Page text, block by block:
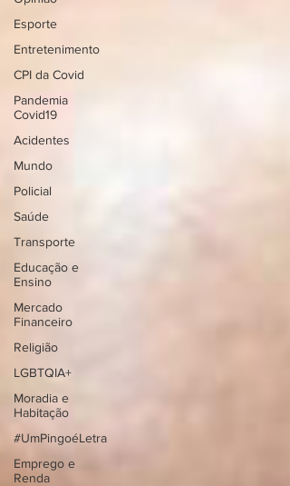
Esporte
Entretenimento
CPI da Covid
Pandemia
Covid19
Acidentes
Mundo
Policial
Saúde
Transporte
Educação e
Ensino
Mercado
Financeiro
Religião
LGBTQIA+
Moradia e
Habitação
#UmPingoéLetra
Emprego e
Renda